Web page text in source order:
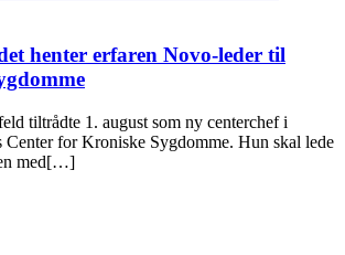
henter erfaren Novo-leder til
tiltrådte 1. august som ny centerchef i
Center for Kroniske Sygdomme. Hun skal lede
med[…]